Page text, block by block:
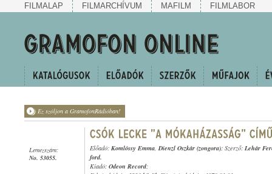
FILMALAP FILMARCHÍVUM MAFILM FILMLABOR
Ez szóljon a GramofonRádióban!
Lemezszám:
No. 53055.
Előadó: Komlóssy Emma,Dienzl Oszkár (zongora); Szerző: Lehár
ford.
Kiadó: Odeon Record;